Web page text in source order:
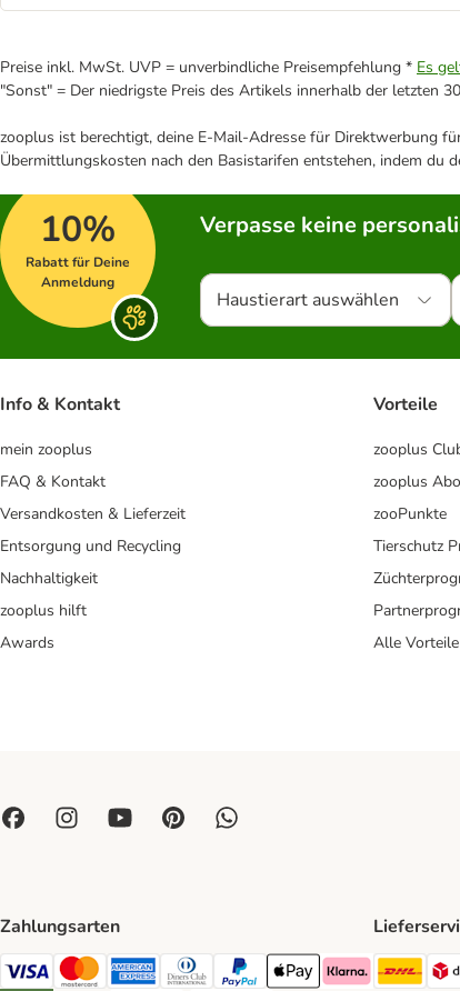
Preise inkl. MwSt. UVP = unverbindliche Preisempfehlung * Es
"Sonst" = Der niedrigste Preis des Artikels innerhalb der letzten
zooplus ist berechtigt, deine E-Mail-Adresse für Direktwerbung
Übermittlungskosten nach den Basistarifen entstehen, indem du
10%
Rabatt für Deine
Anmeldung
Verpasse keine
Haustierart auswählen
Info & Kontakt
mein zooplus
FAQ & Kontakt
Versandkosten & Lieferzeit
Entsorgung und Recycling
Nachhaltigkeit
zooplus hilft
Awards
Vorteile
zooplus
zooplus Abo
zooPunkte
Tierschutz
Alle Vorteile
Zahlungsarten
Visa Payment Method
Mastercard Payment Method
American Express Payment Method
Diners Club Payment Method
PayPal Payment Method
Apple Pay Payment Method
Klarna Payment